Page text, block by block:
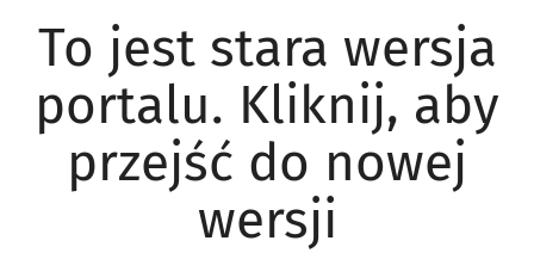
To jest stara wersja
portalu. Kliknij, aby
przejść do nowej
wersji